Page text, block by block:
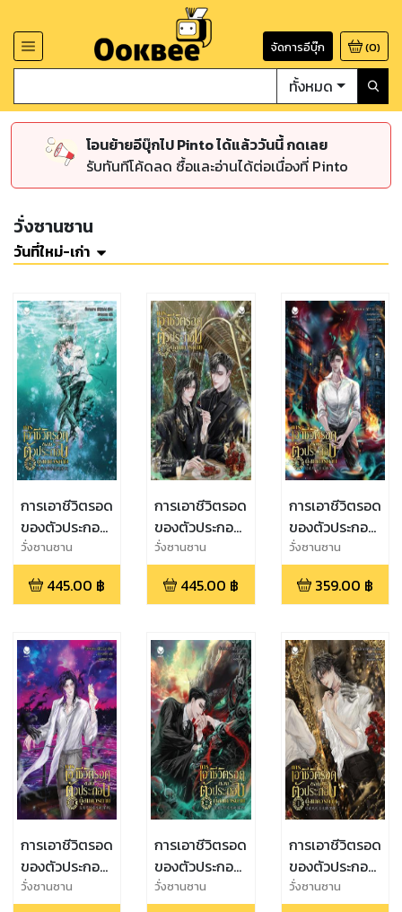
จัดการอีบุ๊ก (0)
ทั้งหมด
โอนย้ายอีบุ๊กไป Pinto ได้แล้ววันนี้ กดเลย
รับทันทีโค้ดลด ซื้อและอ่านได้ต่อเนื่องที่ Pinto
วั่งซานซาน
วันที่ใหม่-เก่า
การเอาชีวิตรอด
ของตัวประกอบ
ผู้สมควรตาย
เล่ม 6 (เล่มจบ)
วั่งซานซาน
445.00 ฿
การเอาชีวิตรอด
ของตัวประกอบ
ผู้สมควรตาย
เล่ม 5
วั่งซานซาน
445.00 ฿
การเอาชีวิตรอด
ของตัวประกอบ
ผู้สมควรตาย
เล่ม 4
วั่งซานซาน
359.00 ฿
การเอาชีวิตรอด
ของตัวประกอบ
ผู้สมควรตาย
วั่งซานซาน
การเอาชีวิตรอด
ของตัวประกอบ
ผู้สมควรตาย
วั่งซานซาน
การเอาชีวิตรอด
ของตัวประกอบ
ผู้สมควรตาย
วั่งซานซาน